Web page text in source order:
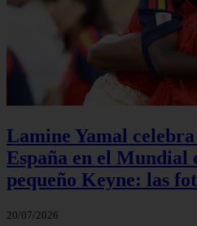
Lamine Yamal
España en el Mundial
pequeño Keyne: las
20/07/2026